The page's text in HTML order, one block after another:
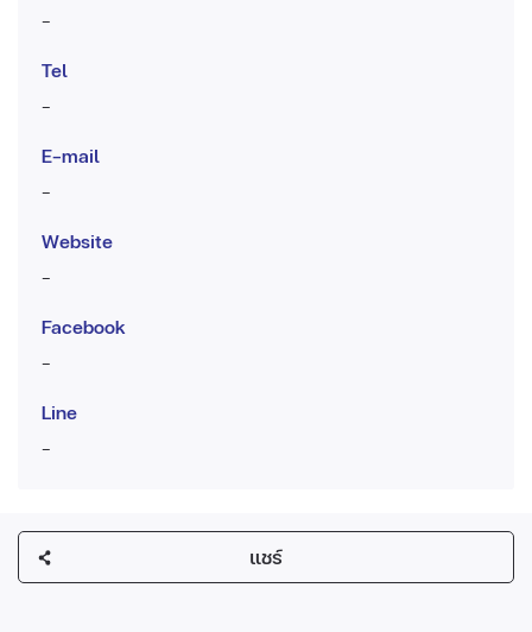
-
Tel
-
E-mail
-
Website
-
Facebook
-
Line
-
แชร์